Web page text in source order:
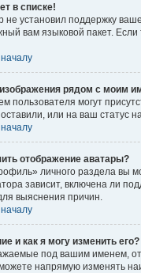
в списке!
не установил поддержку
вам языковой пакет.
рядом с моим
пользователя могут
или на ваш статус
отображение аватары?
личного раздела вы
зависит, включена ли
выяснения причин.
и как я могу изменить его?
под вашим именем,
напрямую изменять